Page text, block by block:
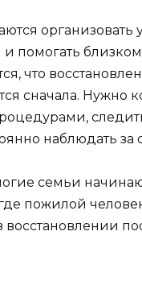
организовать
и помогать
что
сначала. Нужно
наблюдать за
семьи
пожилой